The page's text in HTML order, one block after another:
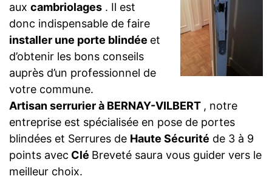
aux cambriolages . Il est
donc indispensable de faire
installer une porte blindée et
d’obtenir les bons conseils
auprès d’un professionnel de
votre commune.
Artisan serrurier à BERNAY-VILBERT , notre
entreprise est spécialisée en pose de portes
blindées et Serrures de Haute Sécurité de 3 à 9
points avec Clé Breveté saura vous guider vers le
meilleur choix.